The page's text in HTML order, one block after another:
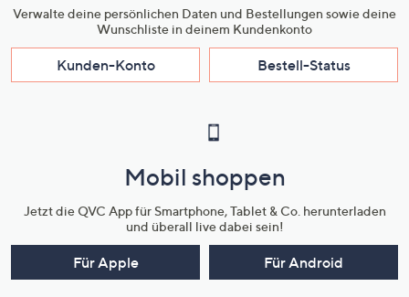
Verwalte deine persönlichen Daten und Bestellungen sowie deine
Wunschliste in deinem Kundenkonto
Kunden-Konto Bestell-Status
Mobil shoppen
Jetzt die QVC App für Smartphone, Tablet & Co. herunterladen
und überall live dabei sein!
Für Apple Für Android